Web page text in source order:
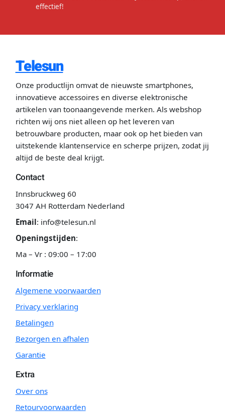
effectief!
Telesun
Onze productlijn omvat de nieuwste smartphones,
innovatieve accessoires en diverse elektronische
artikelen van toonaangevende merken. Als webshop
richten wij ons niet alleen op het leveren van
betrouwbare producten, maar ook op het bieden van
uitstekende klantenservice en scherpe prijzen, zodat jij
altijd de beste deal krijgt.
Contact
Innsbruckweg 60
3047 AH Rotterdam Nederland
Email: info@telesun.nl
Openingstijden:
Ma – Vr : 09:00 – 17:00
Informatie
Algemene voorwaarden
Privacy verklaring
Betalingen
Bezorgen en afhalen
Garantie
Extra
Over ons
Retourvoorwaarden